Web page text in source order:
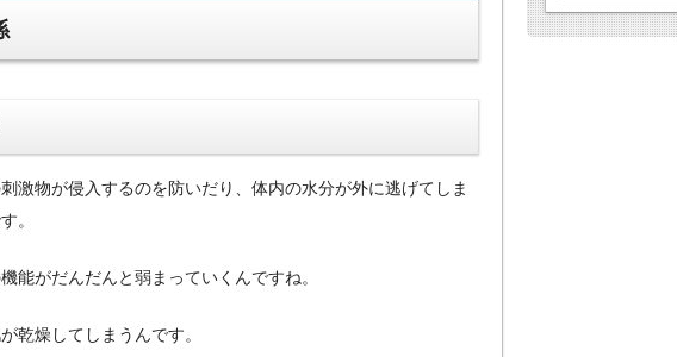
激物が侵入するのを防いだり、体内の水分が外に逃げてしま
。
能がだんだんと弱まっていくんですね。
乾燥してしまうんです。